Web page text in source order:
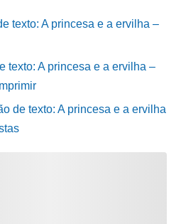
texto: A princesa e a ervilha –
texto: A princesa e a ervilha –
de texto: A princesa e a ervilha